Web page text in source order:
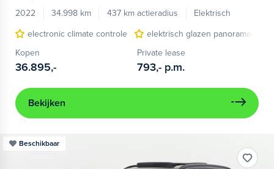
2022
34.998 km 437 km actieradius
Elektrisch
electronic climate controle
elektrisch glazen panorama-dak
Kopen
36.895,-
Private lease
793,- p.m.
Bekijken
Beschikbaar